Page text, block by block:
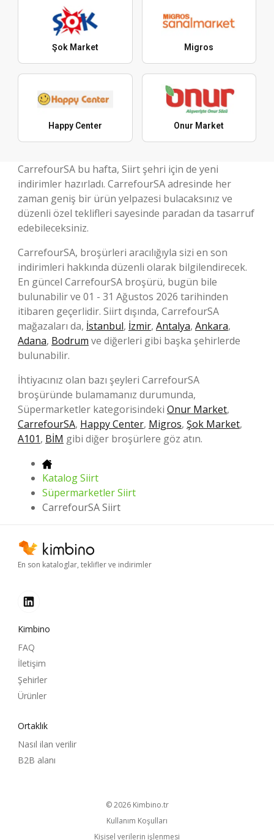
Şok Market Migros
Happy Center Onur Market
CarrefourSA bu hafta, Siirt şehri için de yeni
indirimler hazırladı. CarrefourSA adresinde her
zaman geniş bir ürün yelpazesi bulacaksınız ve
düzenli özel teklifleri sayesinde paradan da tasarruf
edebileceksiniz.
CarrefourSA, broşürleri aracılığıyla sizi en son
indirimleri hakkında düzenli olarak bilgilendirecek.
En güncel CarrefourSA broşürü, bugün bile
bulunabilir ve 01 - 31 Ağustos 2026 tarihinden
itibaren geçerlidir. Siirt dışında, CarrefourSA
mağazaları da, İstanbul, İzmir, Antalya, Ankara,
Adana, Bodrum ve diğerleri gibi başka şehirlerde
bulunabilir.
İhtiyacınız olan bazı şeyleri CarrefourSA
broşüründe bulamamanız durumunda,
Süpermarketler kategorisindeki Onur Market,
CarrefourSA, Happy Center, Migros, Şok Market,
A101, BİM gibi diğer broşürlere göz atın.
Katalog Siirt
Süpermarketler Siirt
CarrefourSA Siirt
En son kataloglar, teklifler ve indirimler
Kimbino
FAQ
İletişim
Şehirler
Ürünler
Ortaklık
Nasıl ilan verilir
B2B alanı
© 2026 kimbino.tr
Kullanım Koşulları
Kişisel verilerin işlenmesi